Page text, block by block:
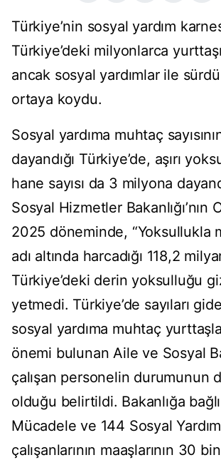
Türkiye’nin sosyal yardım
Türkiye’deki milyonlarca
ancak sosyal yardımlar ile
ortaya koydu.
Sosyal yardıma muhtaç
dayandığı Türkiye’de, aşırı
hane sayısı da 3 milyona
Sosyal Hizmetler Bakanlığı’nın
2025 döneminde, “Yoksullukla
adı altında harcadığı 118,2
Türkiye’deki derin yoksulluğu
yetmedi. Türkiye’de sayıları
sosyal yardıma muhtaç
önemi bulunan Aile ve Sosyal
çalışan personelin durumunun
olduğu belirtildi. Bakanlığa
Mücadele ve 144 Sosyal
çalışanlarının maaşlarının 30